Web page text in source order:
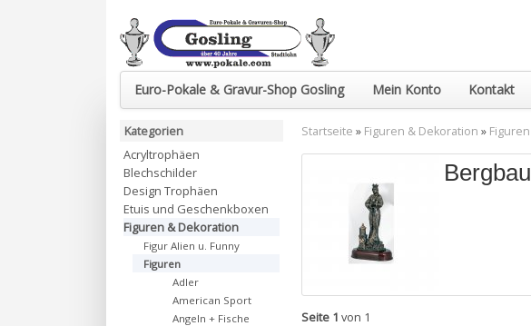
Euro-Pokale & Gravur-Shop Gosling Mein Konto Kontakt
Startseite » Figuren & Dekoration » Figuren
Bergbau
Seite 1 von 1
Kategorien
Acryltrophäen
Blechschilder
Design Trophäen
Etuis und Geschenkboxen
Figuren & Dekoration
Figur Alien u. Funny
Figuren
Adler
American Sport
Angeln + Fische